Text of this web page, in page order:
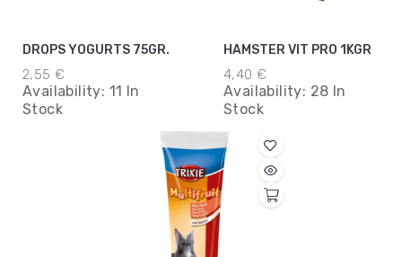
DROPS YOGURTS 75GR.
2,55 €
Availability: 11 In
Stock
HAMSTER VIT PRO 1KGR
4,40 €
Availability: 28 In
Stock